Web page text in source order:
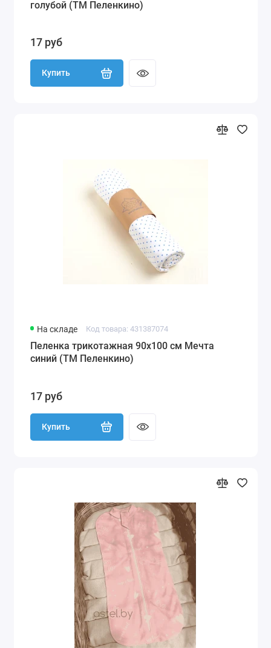
голубой (ТМ Пеленкино)
17 руб
Купить
На складе Код товара: 431387074
Пеленка трикотажная 90х100 см Мечта
синий (ТМ Пеленкино)
17 руб
Купить